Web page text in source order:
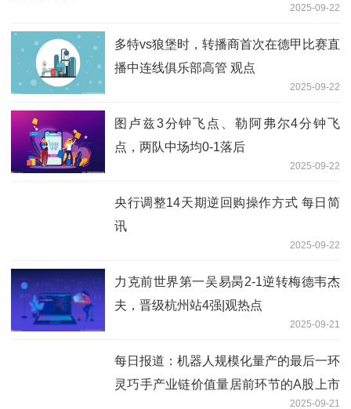
2025-09-22
多特vs狼堡时，转播商首次在德甲比赛直
播中连线俱乐部高管 观点
2025-09-22
图卢兹3分钟飞点、勒阿弗尔4分钟飞
点，两队中场均0-1落后
2025-09-22
央行调整14天期逆回购操作方式 每日简
讯
2025-09-22
力克前世界第一吴易昺2-1逆转梅德韦杰
夫，晋级杭州站4强|观热点
2025-09-21
每日报道：机器人规模化量产的最后一环
灵巧手产业链价值量居前环节的A股上市
2025-09-21